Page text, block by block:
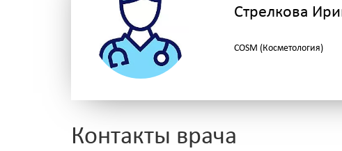
Стрелкова
COSM (Косметология)
Контакты врача